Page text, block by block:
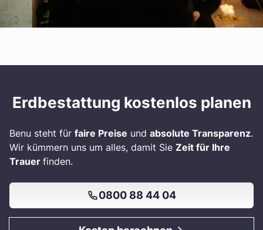
Erdbestattung kostenlos planen
Benu steht für faire Preise und absolute Transparenz.
Wir kümmern uns um alles, damit Sie Zeit für Ihre
Trauer finden.
0800 88 44 04